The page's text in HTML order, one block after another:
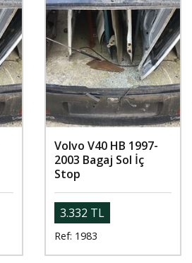
Volvo V40 HB 1997-
2003 Bagaj Sol İç
Stop
3.332 TL
Ref: 1983